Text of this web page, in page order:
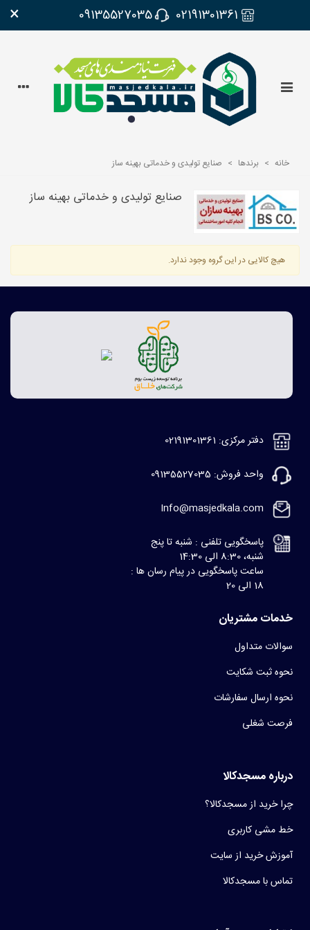
02191301361
09135527035
×
خانه > برندها > صنایع تولیدی و خدماتی بهینه ساز
صنایع تولیدی و خدماتی بهینه ساز
هیچ کالایی در این گروه وجود ندارد.
دفتر مرکزی: 02191301361
واحد فروش: 09135527035
Info@masjedkala.com
پاسخگویی تلفنی : شنبه تا پنج
شنبه، 8:30 الی 14:30
ساعت پاسخگویی در پیام رسان ها :
18 الی 20
خدمات مشتریان
سوالات متداول
نحوه ثبت شکایت
نحوه ارسال سفارشات
فرصت شغلی
درباره مسجدکالا
چرا خرید از مسجدکالا؟
خط مشی کاربری
آموزش خرید از سایت
تماس با مسجدکالا